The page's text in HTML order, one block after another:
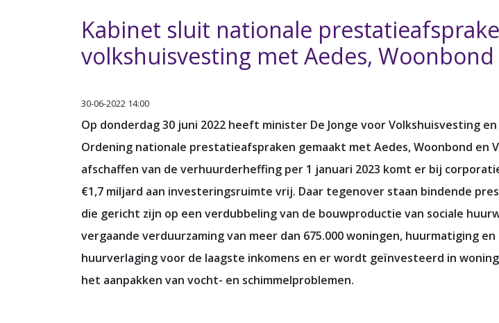
Kabinet sluit nationale
volkshuisvesting met Aedes, Woonbond
30-06-2022 14:00
Op donderdag 30 juni 2022 heeft minister De Jonge voor Volkshuisvesting
Ordening nationale prestatieafspraken gemaakt met Aedes, Woonbond en
afschaffen van de verhuurderheffing per 1 januari 2023 komt er bij
€1,7 miljard aan investeringsruimte vrij. Daar tegenover staan bindende
die gericht zijn op een verdubbeling van de bouwproductie van sociale
vergaande verduurzaming van meer dan 675.000 woningen, huurmatiging
huurverlaging voor de laagste inkomens en er wordt geïnvesteerd in
het aanpakken van vocht- en schimmelproblemen.